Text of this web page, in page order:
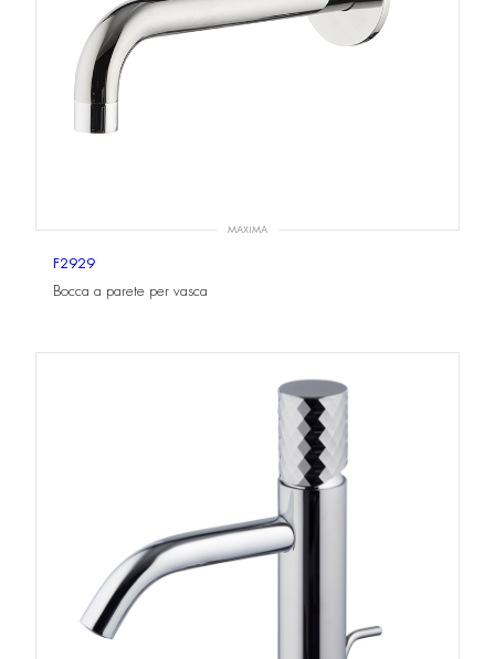
MAXIMA
F2929
Bocca a parete per vasca